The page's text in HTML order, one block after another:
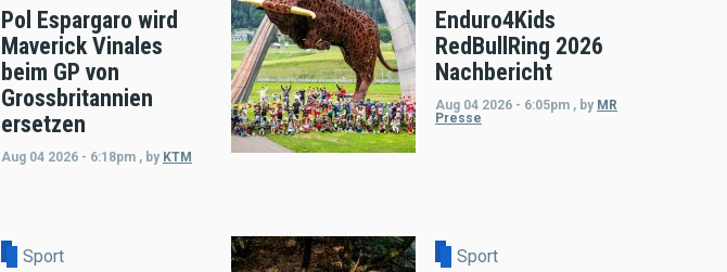
Pol Espargaro wird
Maverick Vinales
beim GP von
Grossbritannien
ersetzen
Aug 04 2026 - 6:18pm , by KTM
Enduro4Kids
RedBullRing 2026
Nachbericht
Aug 04 2026 - 6:05pm , by MR
Presse
Sport Sport